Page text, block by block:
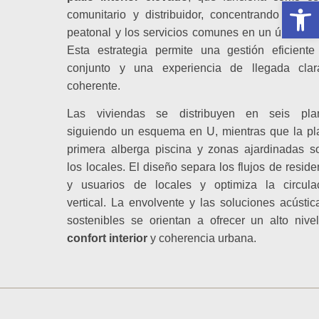
comunitario y distribuidor, concentrando el
peatonal y los servicios comunes en un único
Esta estrategia permite una gestión
conjunto y una experiencia de llegada
coherente.
Las viviendas se distribuyen en seis
siguiendo un esquema en U, mientras que la
primera alberga piscina y zonas ajardinadas
los locales. El diseño separa los flujos de
y usuarios de locales y optimiza la
vertical. La envolvente y las soluciones
sostenibles se orientan a ofrecer un alto
confort interior y coherencia urbana.
Abrir